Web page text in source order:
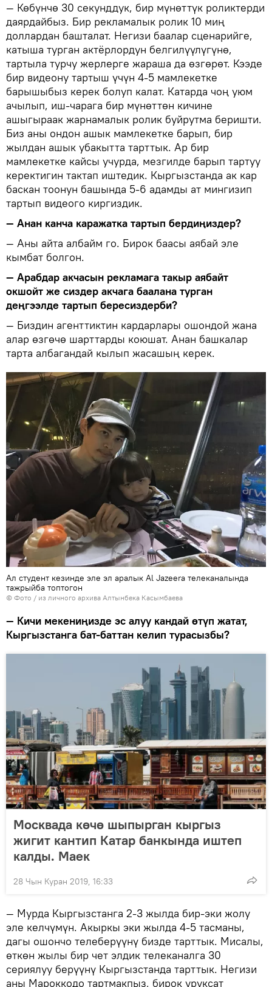
— Көбүнчө 30 секунддук, бир мүнөттүк роликтерди
даярдайбыз. Бир рекламалык ролик 10 миң
доллардан башталат. Негизи баалар сценарийге,
катыша турган актёрлордун белгилүүлүгүнө,
тартыла турчу жерлерге жараша да өзгөрөт. Кээде
бир видеону тартыш үчүн 4-5 мамлекетке
барышыбыз керек болуп калат. Катарда чоң уюм
ачылып, иш-чарага бир мүнөттөн кичине
ашыгыраак жарнамалык ролик буйрутма беришти.
Биз аны ондон ашык мамлекетке барып, бир
жылдан ашык убакытта тарттык. Ар бир
мамлекетке кайсы учурда, мезгилде барып тартуу
керектигин тактап иштедик. Кыргызстанда ак кар
баскан тоонун башында 5-6 адамды ат мингизип
тартып видеого киргиздик.
— Анан канча каражатка тартып бердиңиздер?
— Аны айта албайм го. Бирок баасы аябай эле
кымбат болгон.
— Арабдар акчасын рекламага такыр аябайт
окшойт же сиздер акчага баалана турган
деңгээлде тартып бересиздерби?
— Биздин агенттиктин кардарлары ошондой жана
алар өзгөчө шарттарды коюшат. Анан башкалар
тарта албагандай кылып жасашың керек.
Ал студент кезинде эле эл аралык Al Jazeera телеканалында
тажрыйба топтогон
© Фото / из личного архива Алтынбека Касымбаева
— Кичи мекениңизде эс алуу кандай өтүп жатат,
Кыргызстанга бат-баттан келип турасызбы?
Москвада көчө шыпырган кыргыз
жигит кантип Катар банкында иштеп
калды. Маек
28 Чын Куран 2019, 16:33
— Мурда Кыргызстанга 2-3 жылда бир-эки жолу
эле келчүмүн. Акыркы эки жылда 4-5 тасманы,
дагы ошончо телеберүүнү бизде тарттык. Мисалы,
өткөн жылы бир чет элдик телеканалга 30
сериялуу берүүнү Кыргызстанда тарттык. Негизи
аны Мароккодо тартмакпыз, бирок уруксат